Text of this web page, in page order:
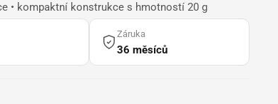
• kompaktní konstrukce s hmotností 20 g
Záruka
36 měsíců